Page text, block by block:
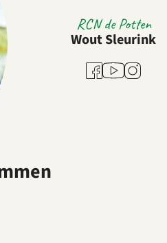
RCN de Potten
Wout Sleurink
Facebook
Youtube